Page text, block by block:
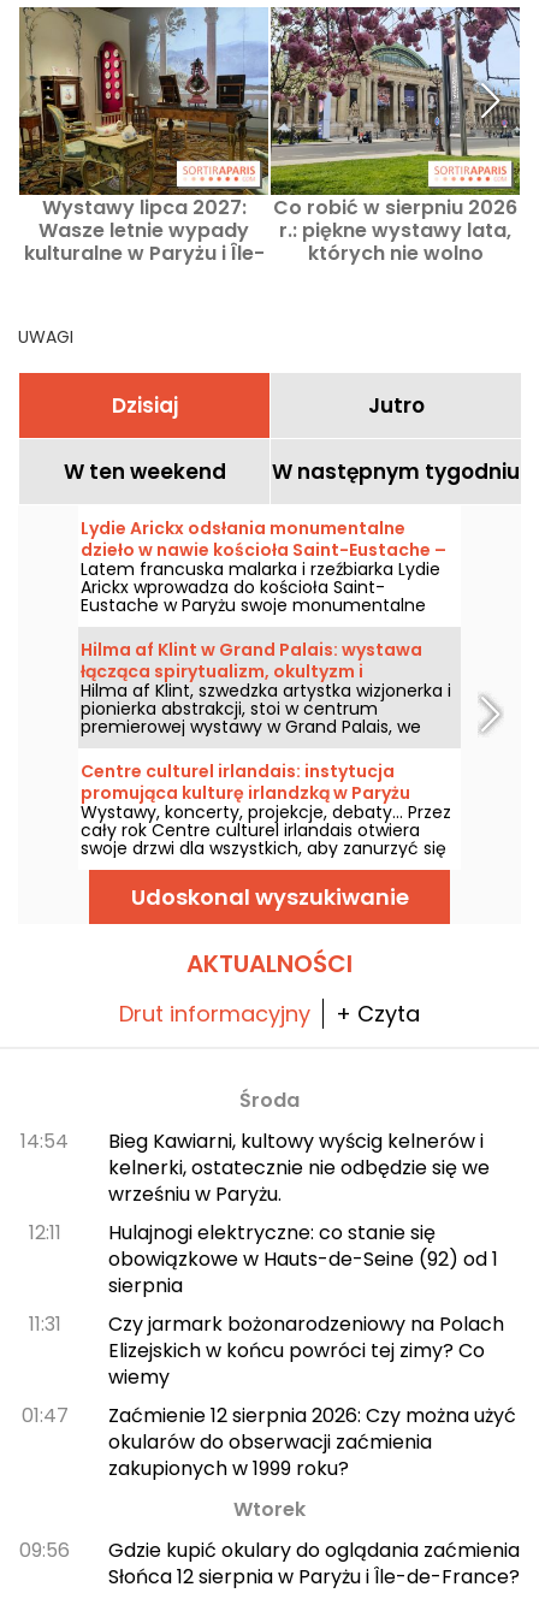
Wystawy lipca 2027:
Wasze letnie wypady
kulturalne w Paryżu i Île-
Co robić w sierpniu 2026
r.: piękne wystawy lata,
których nie wolno
UWAGI
Dzisiaj Jutro
W ten weekend W następnym tygodniu
Lydie Arickx odsłania monumentalne
dzieło w nawie kościoła Saint-Eustache –
nasze zdjęcia
Latem francuska malarka i rzeźbiarka Lydie
Arickx wprowadza do kościoła Saint-
Eustache w Paryżu swoje monumentalne
dzieło pod tytułem „Le Souffle”. Zapraszamy
od 10 lipca do 29 września 2026 roku, by
podziwiać tę instalację zawieszoną na
siedmiometrowej wysokości nad przęsłem
środkowym nawy.
Hilma af Klint w Grand Palais: wystawa
łącząca spirytualizm, okultyzm i
abstrakcję
Hilma af Klint, szwedzka artystka wizjonerka i
pionierka abstrakcji, stoi w centrum
premierowej wystawy w Grand Palais, we
współpracy z Centre Pompidou, od 6 maja
do 30 sierpnia 2026 roku. Jej mistyczne
dzieła, czerpiące z duchowości i okultyzmu,
zostaną po raz pierwszy zaprezentowane we
Francji w ramach trasy obejmującej niemal
kompletne dzieła z cyklu Obrazy Świątyni, jej
największego osiągnięcia.
Centre culturel irlandais: instytucja
promująca kulturę irlandzką w Paryżu
Wystawy, koncerty, projekcje, debaty... Przez
cały rok Centre culturel irlandais otwiera
swoje drzwi dla wszystkich, aby zanurzyć się
w kulturze Szmaragdowej Wyspy. Przyjrzyjmy
się bliżej tej instytucji kulturalnej,
mieszczącej się od 2002 roku w budynku
Collège des Irlandais w samym sercu
Udoskonal wyszukiwanie
AKTUALNOŚCI
Drut informacyjny + Czyta
Środa
14:54
Bieg Kawiarni, kultowy wyścig kelnerów i
kelnerki, ostatecznie nie odbędzie się we
wrześniu w Paryżu.
12:11
Hulajnogi elektryczne: co stanie się
obowiązkowe w Hauts-de-Seine (92) od 1
sierpnia
11:31
Czy jarmark bożonarodzeniowy na Polach
Elizejskich w końcu powróci tej zimy? Co
wiemy
01:47
Zaćmienie 12 sierpnia 2026: Czy można użyć
okularów do obserwacji zaćmienia
zakupionych w 1999 roku?
Wtorek
09:56
Gdzie kupić okulary do oglądania zaćmienia
Słońca 12 sierpnia w Paryżu i Île-de-France?